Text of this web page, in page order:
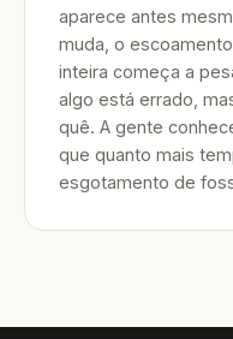
aparece antes
muda, o
inteira começa a
algo está errado,
quê. A gente
que quanto mais
esgotamento de